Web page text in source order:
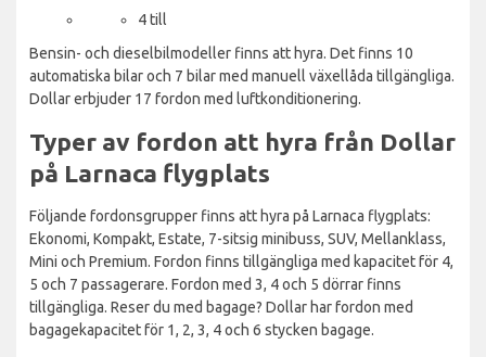
4 till
Bensin- och dieselbilmodeller finns att hyra. Det finns 10
automatiska bilar och 7 bilar med manuell växellåda tillgängliga.
Dollar erbjuder 17 fordon med luftkonditionering.
Typer av fordon att hyra från Dollar
på Larnaca flygplats
Följande fordonsgrupper finns att hyra på Larnaca flygplats:
Ekonomi, Kompakt, Estate, 7-sitsig minibuss, SUV, Mellanklass,
Mini och Premium. Fordon finns tillgängliga med kapacitet för 4,
5 och 7 passagerare. Fordon med 3, 4 och 5 dörrar finns
tillgängliga. Reser du med bagage? Dollar har fordon med
bagagekapacitet för 1, 2, 3, 4 och 6 stycken bagage.